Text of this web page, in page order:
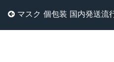
マスク 個包装 国内発送流